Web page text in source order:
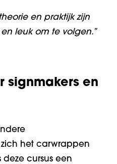
en praktijk zijn
leuk om te volgen.”
signmakers en
het carwrappen
cursus een